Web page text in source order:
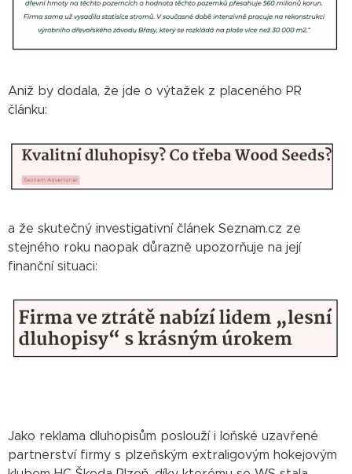
Aniž by dodala, že jde o výtažek z placeného PR
článku:
a že skutečný investigativní článek Seznam.cz ze
stejného roku naopak důrazně upozorňuje na její
finanční situaci:
Jako reklama dluhopisům poslouží i loňské uzavřené
partnerství firmy s plzeňským extraligovým hokejovým